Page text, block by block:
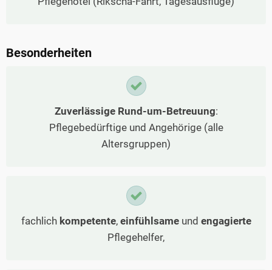
Besonderheiten
Zuverlässige Rund-um-Betreuung:
Pflegebedürftige und Angehörige (alle
Altersgruppen)
fachlich kompetente, einfühlsameund engagierte
Pflegehelfer,